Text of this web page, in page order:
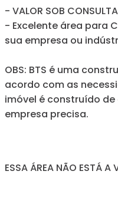
- VALOR SOB
- Excelente área para
sua empresa ou
OBS: BTS é uma
acordo com as
imóvel é construído
empresa precisa.
ESSA ÁREA NÃO ESTÁ A